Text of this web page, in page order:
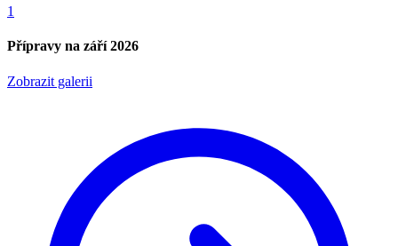
1
Přípravy na září 2026
Zobrazit galerii